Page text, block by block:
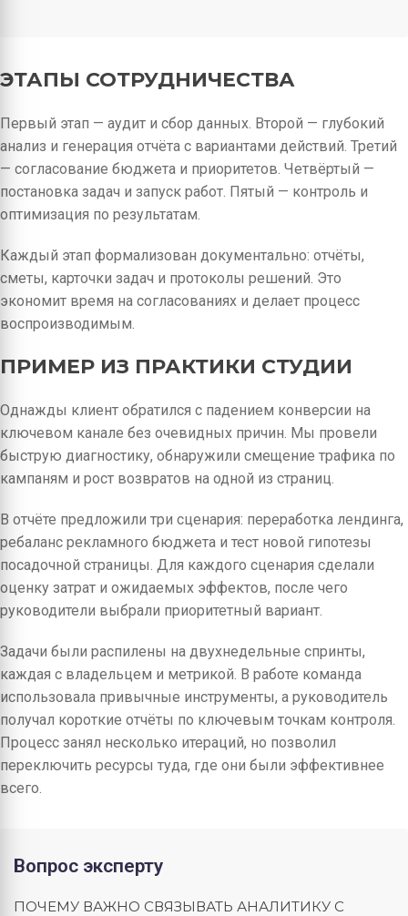
ЭТАПЫ СОТРУДНИЧЕСТВА
Первый этап — аудит и сбор данных. Второй — глубокий
анализ и генерация отчёта с вариантами действий. Третий
— согласование бюджета и приоритетов. Четвёртый —
постановка задач и запуск работ. Пятый — контроль и
оптимизация по результатам.
Каждый этап формализован документально: отчёты,
сметы, карточки задач и протоколы решений. Это
экономит время на согласованиях и делает процесс
воспроизводимым.
ПРИМЕР ИЗ ПРАКТИКИ СТУДИИ
Однажды клиент обратился с падением конверсии на
ключевом канале без очевидных причин. Мы провели
быструю диагностику, обнаружили смещение трафика по
кампаням и рост возвратов на одной из страниц.
В отчёте предложили три сценария: переработка лендинга,
ребаланс рекламного бюджета и тест новой гипотезы
посадочной страницы. Для каждого сценария сделали
оценку затрат и ожидаемых эффектов, после чего
руководители выбрали приоритетный вариант.
Задачи были распилены на двухнедельные спринты,
каждая с владельцем и метрикой. В работе команда
использовала привычные инструменты, а руководитель
получал короткие отчёты по ключевым точкам контроля.
Процесс занял несколько итераций, но позволил
переключить ресурсы туда, где они были эффективнее
всего.
Вопрос эксперту
ПОЧЕМУ ВАЖНО СВЯЗЫВАТЬ АНАЛИТИКУ С